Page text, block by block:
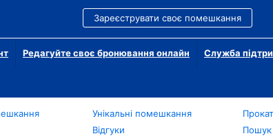
Зареєструвати своє помешкання
Редагуйте своє бронювання онлайн Служба
Унікальні помешкання
Відгуки
Пошук